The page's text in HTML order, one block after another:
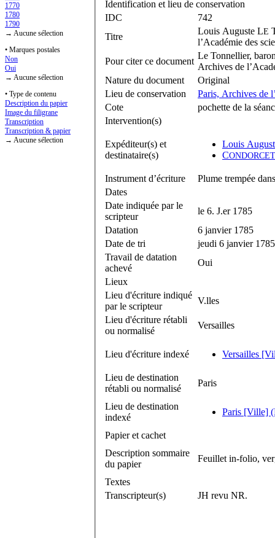
1770
1780
1790
→ Aucune sélection
• Marques postales
Non
Oui
→ Aucune sélection
• Type de contenu
Description du papier
Image du filigrane
Transcription
Transcription & papier
→ Aucune sélection
Identification et lieu de conservation
IDC
742
Titre
Louis Auguste LE
l’Académie des
Pour citer ce document
Le Tonnellier,
Archives de
Nature du document
Original
Lieu de conservation
Paris, Archives de
Cote
pochette de la
Intervention(s)
Expéditeur(s) et
destinataire(s)
Louis
CONDORCET
Instrument d’écriture
Plume trempée
Dates
Date indiquée par le
scripteur
le 6. J.er 1785
Datation
6 janvier 1785
Date de tri
jeudi 6 janvier 1785
Travail de datation
achevé
Oui
Lieux
Lieu d'écriture indiqué
par le scripteur
V.lles
Lieu d'écriture rétabli
ou normalisé
Versailles
Lieu d'écriture indexé Versailles
Lieu de destination
rétabli ou normalisé
Paris
Lieu de destination
indexé
Paris [Ville]
Papier et cachet
Description sommaire
du papier
Feuillet in-folio,
Textes
Transcripteur(s)
JH revu NR.